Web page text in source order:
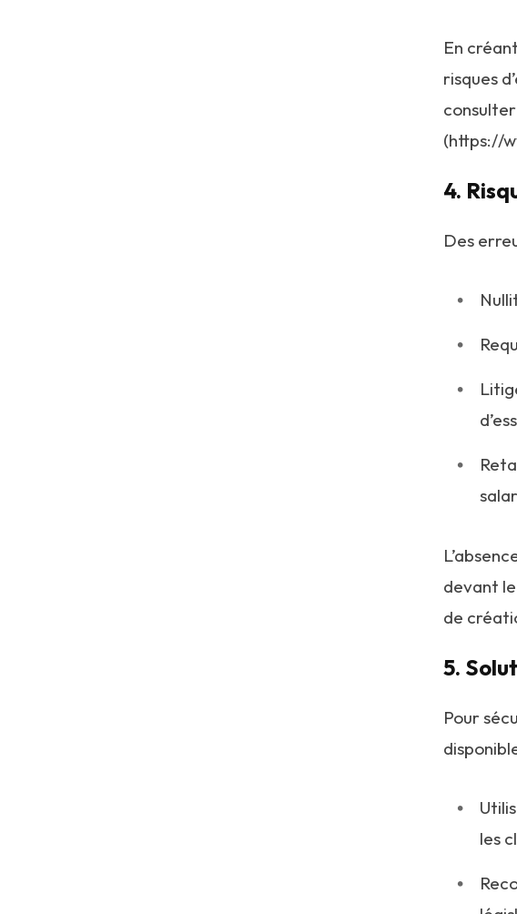
En
risques
(https://
4.
Des
devant
de
5.
Pour
les